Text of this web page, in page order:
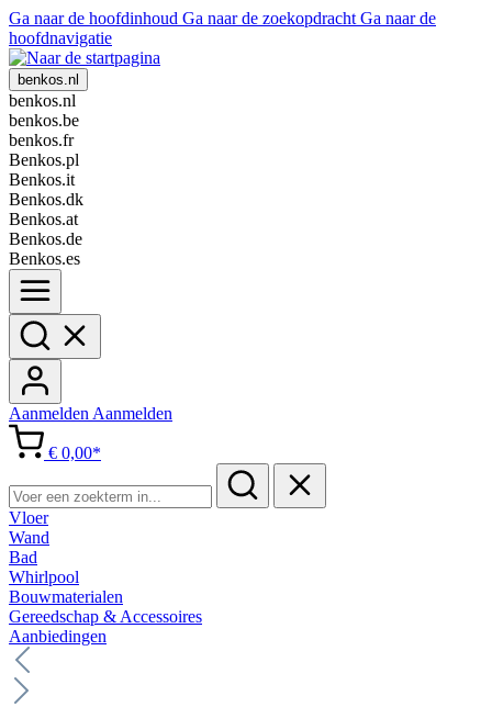
Ga naar de hoofdinhoud Ga naar de zoekopdracht Ga naar de
hoofdnavigatie
benkos.nl
benkos.nl
benkos.be
benkos.fr
Benkos.pl
Benkos.it
Benkos.dk
Benkos.at
Benkos.de
Benkos.es
Aanmelden Aanmelden
€ 0,00*
Vloer
Wand
Bad
Whirlpool
Bouwmaterialen
Gereedschap & Accessoires
Aanbiedingen